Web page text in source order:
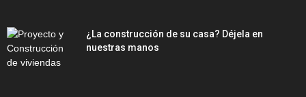
¿La construcción de su casa? Déjela en
nuestras manos